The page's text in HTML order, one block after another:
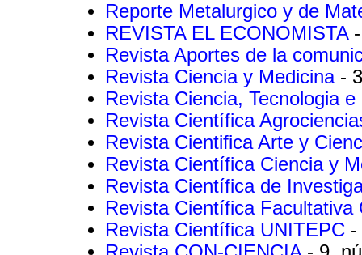
Reporte Metalurgico y de
REVISTA EL ECONOMISTA
Revista Aportes de la
Revista Ciencia y Medicina -
Revista Ciencia, Tecnologia
Revista Científica
Revista Cientifica Arte y
Revista Científica Ciencia y
Revista Científica de
Revista Científica
Revista Científica UNITEPC -